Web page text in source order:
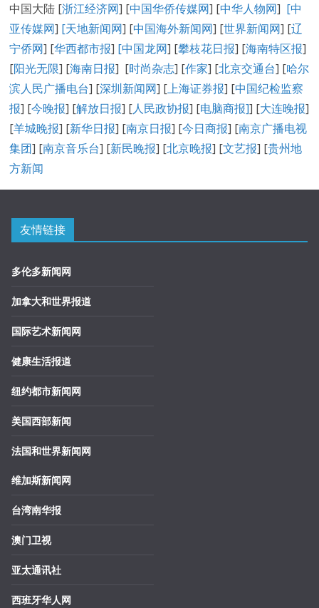
中国大陆 [浙江经济网] [中国华侨传媒网] [中华人物网] [中
亚传媒网] [天地新闻网] [中国海外新闻网] [世界新闻网] [辽
宁侨网] [华西都市报] [中国龙网] [攀枝花日报] [海南特区报]
[阳光无限] [海南日报] [时尚杂志] [作家] [北京交通台] [哈尔
滨人民广播电台] [深圳新闻网] [上海证券报] [中国纪检监察
报] [今晚报] [解放日报] [人民政协报] [电脑商报]] [大连晚报]
[羊城晚报] [新华日报] [南京日报] [今日商报] [南京广播电视
集团] [南京音乐台] [新民晚报] [北京晚报] [文艺报] [贵州地
方新闻
友情链接
多伦多新闻网
加拿大和世界报道
国际艺术新闻网
健康生活报道
纽约都市新闻网
美国西部新闻
法国和世界新闻网
维加斯新闻网
台湾南华报
澳门卫视
亚太通讯社
西班牙华人网